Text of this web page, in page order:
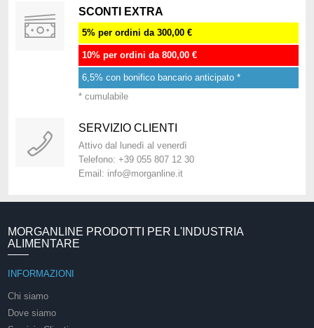
SCONTI EXTRA
5% per ordini da 300,00 €
10% per ordini da 800,00 €
6,5% con bonifico bancario anticipato *
* cumulabile
SERVIZIO CLIENTI
Attivo dal lunedì al venerdì
Telefono: +39 055 807 12 30
Email: info@morganline.it
MORGANLINE PRODOTTI PER L'INDUSTRIA
ALIMENTARE
INFORMAZIONI
Chi siamo
Dove siamo